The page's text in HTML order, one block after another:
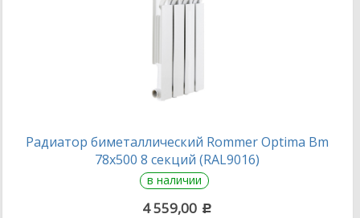
Радиатор биметаллический Rommer Optima Bm
78х500 8 секций (RAL9016)
в наличии
4 559,00 c